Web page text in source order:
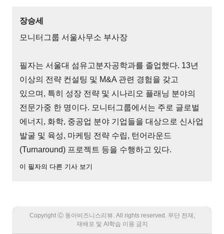
장승세
모니터그룹 서울사무소 부사장
필자는 서울대 섬유고분자공학과를 졸업했다. 13년
이상의 전략 컨설팅 및 M&A 관련 경험을 갖고
있으며, 특히 성장 전략 및 시나리오 플래닝 분야의
전문가중 한 명이다. 모니터그룹에서는 주로 글로벌
에너지, 화학, 중공업 분야 기업들을 대상으로 신사업
발굴 및 육성, 마케팅 전략 수립, 턴어라운드
(Turnaround) 프로젝트 등을 수행하고 있다.
이 필자의 다른 기사 보기
Copyright Ⓒ 동아비즈니스리뷰. All rights reserved. 무단 전재,
재배포 및 AI학습 이용 금지